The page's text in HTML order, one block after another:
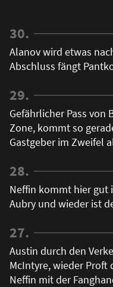
30.
Alanov wird etwas
Abschluss fängt
29.
Gefährlicher Pass von
Zone, kommt so
Gastgeber im Zweifel
28.
Neffin kommt hier gut
Aubry und wieder ist
27.
Austin durch den
McIntyre, wieder Proft
Neffin mit der